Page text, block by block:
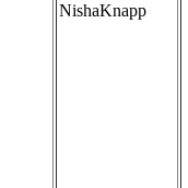
NishaKnapp